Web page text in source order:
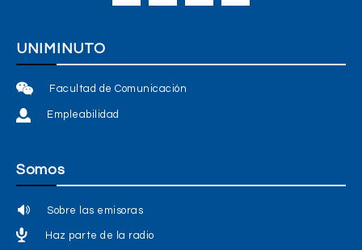
UNIMINUTO
Facultad de Comunicación
Empleabilidad
Somos
Sobre las emisoras
Haz parte de la radio